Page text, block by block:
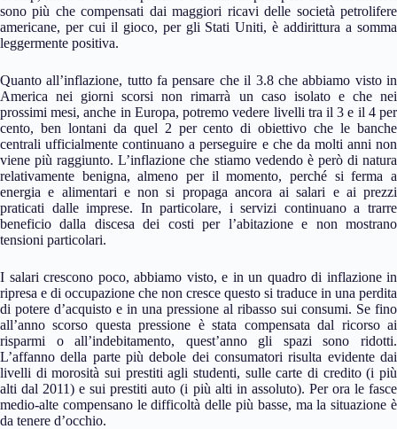
sono più che compensati dai maggiori ricavi delle società petrolifere
americane, per cui il gioco, per gli Stati Uniti, è addirittura a somma
leggermente positiva.
Quanto all’inflazione, tutto fa pensare che il 3.8 che abbiamo visto in
America nei giorni scorsi non rimarrà un caso isolato e che nei
prossimi mesi, anche in Europa, potremo vedere livelli tra il 3 e il 4 per
cento, ben lontani da quel 2 per cento di obiettivo che le banche
centrali ufficialmente continuano a perseguire e che da molti anni non
viene più raggiunto. L’inflazione che stiamo vedendo è però di natura
relativamente benigna, almeno per il momento, perché si ferma a
energia e alimentari e non si propaga ancora ai salari e ai prezzi
praticati dalle imprese. In particolare, i servizi continuano a trarre
beneficio dalla discesa dei costi per l’abitazione e non mostrano
tensioni particolari.
I salari crescono poco, abbiamo visto, e in un quadro di inflazione in
ripresa e di occupazione che non cresce questo si traduce in una perdita
di potere d’acquisto e in una pressione al ribasso sui consumi. Se fino
all’anno scorso questa pressione è stata compensata dal ricorso ai
risparmi o all’indebitamento, quest’anno gli spazi sono ridotti.
L’affanno della parte più debole dei consumatori risulta evidente dai
livelli di morosità sui prestiti agli studenti, sulle carte di credito (i più
alti dal 2011) e sui prestiti auto (i più alti in assoluto). Per ora le fasce
medio-alte compensano le difficoltà delle più basse, ma la situazione è
da tenere d’occhio.